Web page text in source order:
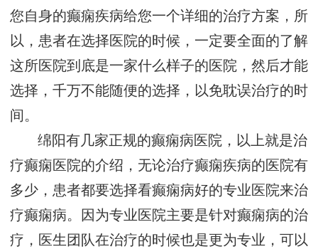
您自身的癫痫疾病给您一个详细的治疗方案，所
以，患者在选择医院的时候，一定要全面的了解
这所医院到底是一家什么样子的医院，然后才能
选择，千万不能随便的选择，以免耽误治疗的时
间。
绵阳有几家正规的癫痫病医院，以上就是治
疗癫痫医院的介绍，无论治疗癫痫疾病的医院有
多少，患者都要选择看癫痫病好的专业医院来治
疗癫痫病。因为专业医院主要是针对癫痫病的治
疗，医生团队在治疗的时候也是更为专业，可以